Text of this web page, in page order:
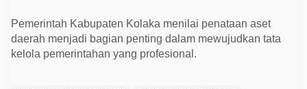
Pemerintah Kabupaten Kolaka menilai penataan aset
daerah menjadi bagian penting dalam mewujudkan tata
kelola pemerintahan yang profesional.